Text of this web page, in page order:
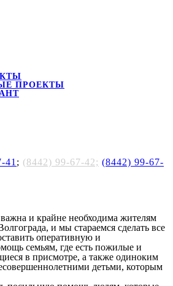
ПРОЕКТЫ
41 ; (8442) 99-67-42; (8442) 99-67-
и крайне необходима жителям
и мы стараемся сделать все
оперативную и
семьям, где есть пожилые и
в присмотре, а также одиноким
детьми, которым